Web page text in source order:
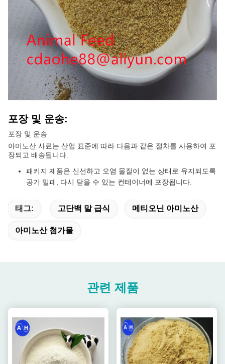
포장 및 운송:
포장 및 운송
아미노산 사료는 산업 표준에 따라 다음과 같은 절차를 사용하여 포
장되고 배송됩니다.
패키지 제품은 신선하고 오염 물질이 없는 상태로 유지되도록
공기 밀폐, 다시 닫을 수 있는 컨테이너에 포장됩니다.
태그: 고단백 말 급식 메티오닌 아미노산
아미노산 첨가물
관련 제품